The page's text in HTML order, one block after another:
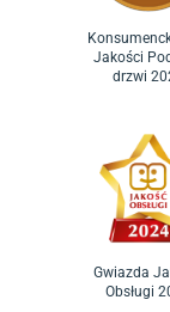
Jakości
drzwi
Gwiazda
Obsługi